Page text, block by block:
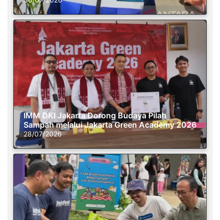
IMM DKI Jakarta Dorong Budaya Pilah
Sampah melalui Jakarta Green Academy 2026
28/07/2026